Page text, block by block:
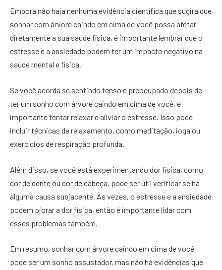
Embora não haja nenhuma evidência científica que sugira que
sonhar com árvore caindo em cima de você possa afetar
diretamente a sua saúde física, é importante lembrar que o
estresse e a ansiedade podem ter um impacto negativo na
saúde mental e física.
Se você acorda se sentindo tenso e preocupado depois de
ter um sonho com árvore caindo em cima de você, é
importante tentar relaxar e aliviar o estresse. Isso pode
incluir técnicas de relaxamento, como meditação, ioga ou
exercícios de respiração profunda.
Além disso, se você está experimentando dor física, como
dor de dente ou dor de cabeça, pode ser útil verificar se há
alguma causa subjacente. Às vezes, o estresse e a ansiedade
podem piorar a dor física, então é importante lidar com
esses problemas também.
Em resumo, sonhar com árvore caindo em cima de você
pode ser um sonho assustador, mas não há evidências que